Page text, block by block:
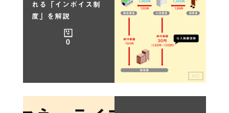
れる「インボイス制
度」を解説
0
AD